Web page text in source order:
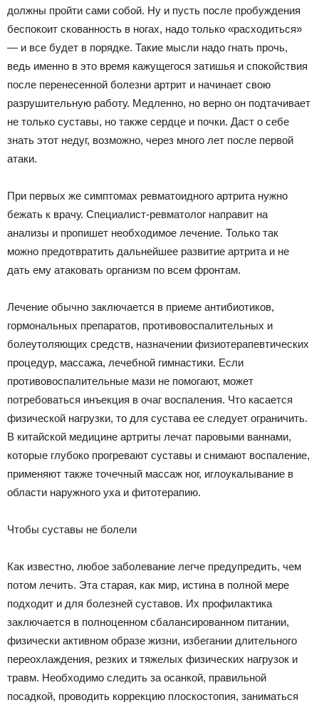
должны пройти сами собой. Ну и пусть после пробуждения
беспокоит скованность в ногах, надо только «расходиться»
— и все будет в порядке. Такие мысли надо гнать прочь,
ведь именно в это время кажущегося затишья и спокойствия
после перенесенной болезни артрит и начинает свою
разрушительную работу. Медленно, но верно он подтачивает
не только суставы, но также сердце и почки. Даст о себе
знать этот недуг, возможно, через много лет после первой
атаки.
При первых же симптомах ревматоидного артрита нужно
бежать к врачу. Специалист-ревматолог направит на
анализы и пропишет необходимое лечение. Только так
можно предотвратить дальнейшее развитие артрита и не
дать ему атаковать организм по всем фронтам.
Лечение обычно заключается в приеме антибиотиков,
гормональных препаратов, противовоспалительных и
болеутоляющих средств, назначении физиотерапевтических
процедур, массажа, лечебной гимнастики. Если
противовоспалительные мази не помогают, может
потребоваться инъекция в очаг воспаления. Что касается
физической нагрузки, то для сустава ее следует ограничить.
В китайской медицине артриты лечат паровыми ваннами,
которые глубоко прогревают суставы и снимают воспаление,
применяют также точечный массаж ног, иглоукалывание в
области наружного уха и фитотерапию.
Чтобы суставы не болели
Как известно, любое заболевание легче предупредить, чем
потом лечить. Эта старая, как мир, истина в полной мере
подходит и для болезней суставов. Их профилактика
заключается в полноценном сбалансированном питании,
физически активном образе жизни, избегании длительного
переохлаждения, резких и тяжелых физических нагрузок и
травм. Необходимо следить за осанкой, правильной
посадкой, проводить коррекцию плоскостопия, заниматься